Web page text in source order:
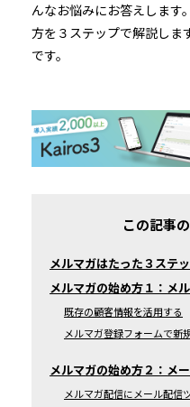
んなお悩みにお答えします
方を３ステップで解説しま
です。
この記事
メルマガはたった３ステ
メルマガの始め方１：メ
既存の顧客情報を活用する
メルマガ登録フォームで新
メルマガの始め方２：メ
メルマガ配信にメール配信